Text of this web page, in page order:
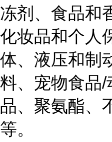
冻剂、食品和
化妆品和个人
体、液压和制
料、宠物食品/
品、聚氨酯、
等。